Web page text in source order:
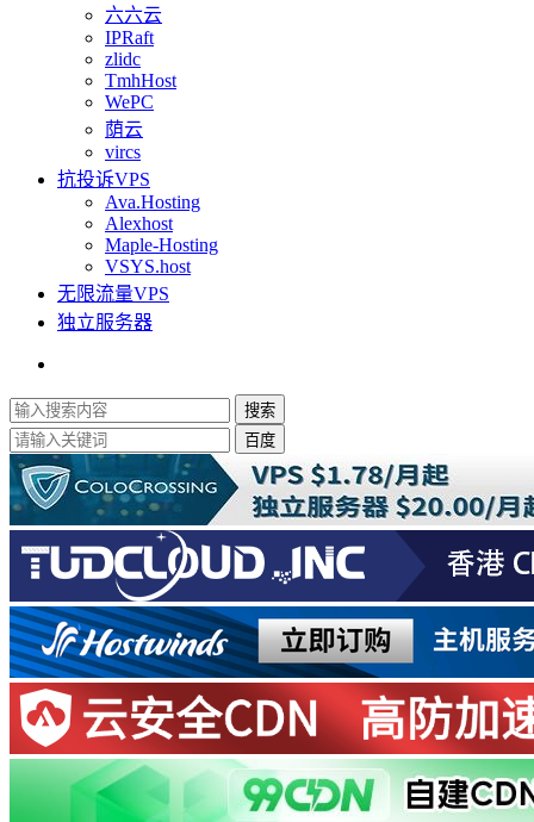
六六云
IPRaft
zlidc
TmhHost
WePC
荫云
vircs
抗投诉VPS
Ava.Hosting
Alexhost
Maple-Hosting
VSYS.host
无限流量VPS
独立服务器